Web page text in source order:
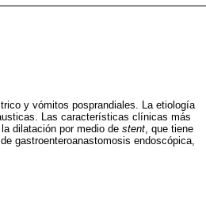
y vómitos posprandiales. La etiología
Las características clínicas más
dilatación por medio de stent, que tiene
gastroenteroanastomosis endoscópica,